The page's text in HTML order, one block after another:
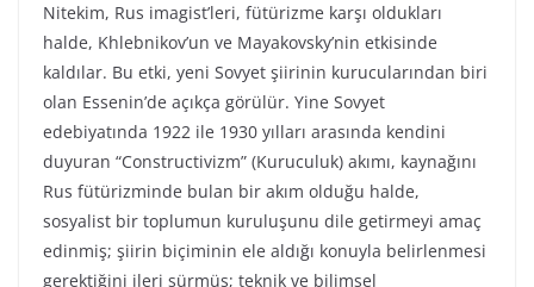
Nitekim, Rus imagist’leri, fütürizme karşı oldukları
halde, Khlebnikov’un ve Mayakovsky’nin etkisinde
kaldılar. Bu etki, yeni Sovyet şiirinin kurucularından biri
olan Essenin’de açıkça görülür. Yine Sovyet
edebiyatında 1922 ile 1930 yılları arasında kendini
duyuran “Constructivizm” (Kuruculuk) akımı, kaynağını
Rus fütürizminde bulan bir akım olduğu halde,
sosyalist bir toplumun kuruluşunu dile getirmeyi amaç
edinmiş; şiirin biçiminin ele aldığı konuyla belirlenmesi
gerektiğini ileri sürmüş; teknik ve bilimsel